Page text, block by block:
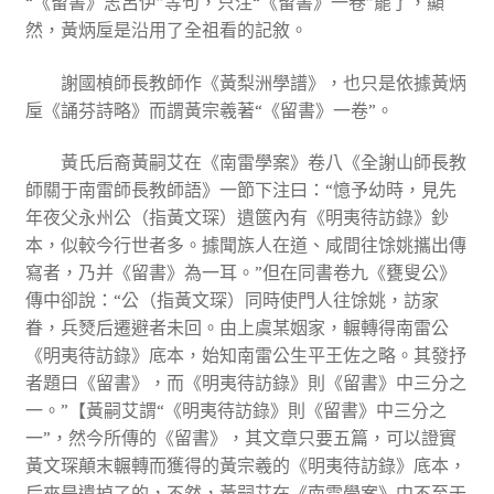
然，黃炳垕是沿用了全祖看的記敘。
謝國楨師長教師作《黃梨洲學譜》，也只是依據黃炳
垕《誦芬詩略》而謂黃宗羲著“《留書》一卷”。
黃氏后裔黃嗣艾在《南雷學案》卷八《全謝山師長教
師關于南雷師長教師語》一節下注曰：“憶予幼時，見先
年夜父永州公（指黃文琛）遺篋內有《明夷待訪錄》鈔
本，似較今行世者多。據聞族人在道、咸間往馀姚攜出傳
寫者，乃并《留書》為一耳。”但在同書卷九《甕叟公》
傳中卻說：“公（指黃文琛）同時使門人往馀姚，訪家
眷，兵燹后遷避者未回。由上虞某姻家，輾轉得南雷公
《明夷待訪錄》底本，始知南雷公生平王佐之略。其發抒
者題曰《留書》，而《明夷待訪錄》則《留書》中三分之
一。”【黃嗣艾謂“《明夷待訪錄》則《留書》中三分之
一”，然今所傳的《留書》，其文章只要五篇，可以證實
黃文琛顛末輾轉而獲得的黃宗羲的《明夷待訪錄》底本，